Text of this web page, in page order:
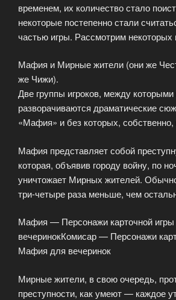
временем, их количество стало
некоторые постепенно стали
частью игры. Рассмотрим некоторых
Мафия и Мирные жители (они же
же Чижи).
Две группы игроков, между которыми
разворачиваются драматические
«Мафия» и без которых, собственно,
Мафия представляет собой
которая, объявив городу войну, по
уничтожает Мирных жителей.
три-четыре раза меньше, чем
Мафия — Персонажи карточной
вечеринокКомисар — Персонажи
Мафия для вечеринок
Мирные жители, в свою очередь,
преступности, как умеют — каждое